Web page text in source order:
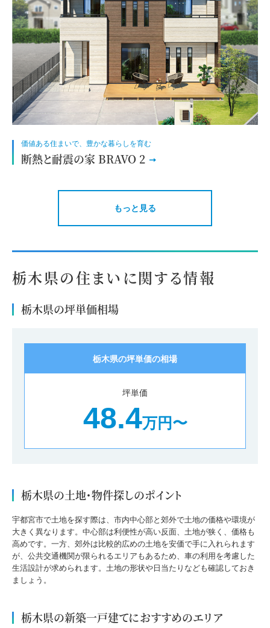
価値ある住まいで、豊かな暮らしを育む
断熱と耐震の家 BRAVO 2
もっと見る
栃木県の住まいに関する情報
栃木県の坪単価相場
栃木県の坪単価の相場
坪単価
48.4万円〜
栃木県の土地・物件探しのポイント
宇都宮市で土地を探す際は、市内中心部と郊外で土地の価格や環境が
大きく異なります。中心部は利便性が高い反面、土地が狭く、価格も
高めです。一方、郊外は比較的広めの土地を安価で手に入れられます
が、公共交通機関が限られるエリアもあるため、車の利用を考慮した
生活設計が求められます。土地の形状や日当たりなども確認しておき
ましょう。
栃木県の新築一戸建てにおすすめのエリア